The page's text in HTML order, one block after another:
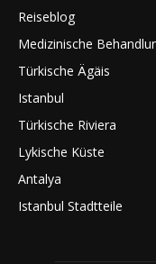
Reiseblog
Medizinische
Türkische Ägäis
Istanbul
Türkische Riviera
Lykische Küste
Antalya
Istanbul Stadtteile